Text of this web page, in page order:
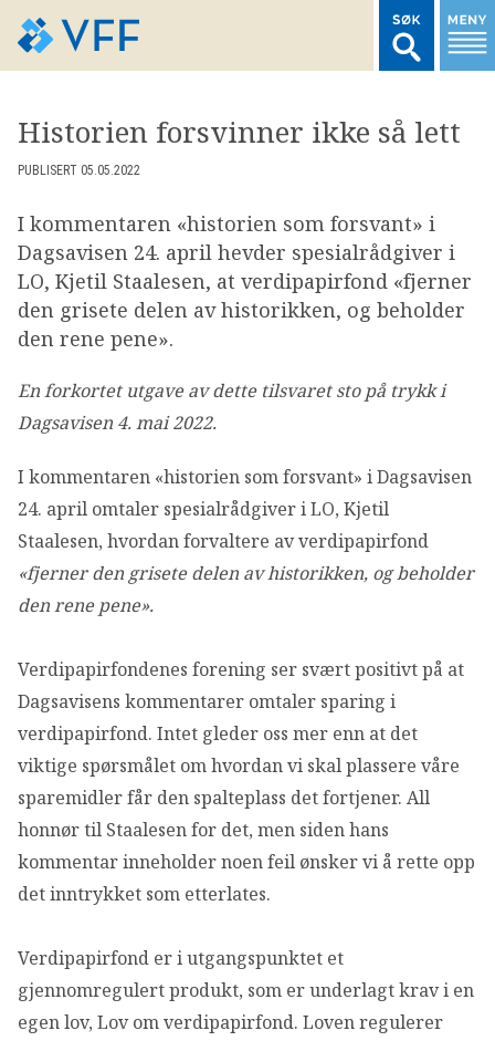
LOGG INN MEDLEMSNETT
MARKEDSSTATISTIKK
FONDSDATA
BRANSJENORMER
OM VFF
DEN LILLE FONDSHÅNDBOKEN
Historien forsvinner ikke så lett
PUBLISERT 05.05.2022
I kommentaren «historien som forsvant» i
Dagsavisen 24. april hevder spesialrådgiver i
LO, Kjetil Staalesen, at verdipapirfond «fjerner
den grisete delen av historikken, og beholder
den rene pene».
En forkortet utgave av dette tilsvaret sto på trykk i
Dagsavisen 4. mai 2022.
I kommentaren «historien som forsvant» i Dagsavisen
24. april omtaler spesialrådgiver i LO, Kjetil
Staalesen, hvordan forvaltere av verdipapirfond
«fjerner den grisete delen av historikken, og beholder
den rene pene».
Verdipapirfondenes forening ser svært positivt på at
Dagsavisens kommentarer omtaler sparing i
verdipapirfond. Intet gleder oss mer enn at det
viktige spørsmålet om hvordan vi skal plassere våre
sparemidler får den spalteplass det fortjener. All
honnør til Staalesen for det, men siden hans
kommentar inneholder noen feil ønsker vi å rette opp
det inntrykket som etterlates.
Verdipapirfond er i utgangspunktet et
gjennomregulert produkt, som er underlagt krav i en
egen lov, Lov om verdipapirfond. Loven regulerer